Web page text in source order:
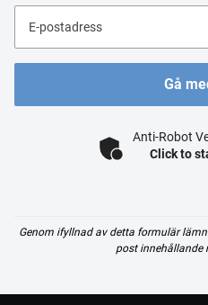
E-postadress
Gå
Anti-Robot
Click to
Genom ifyllnad av detta formulär
post innehållande